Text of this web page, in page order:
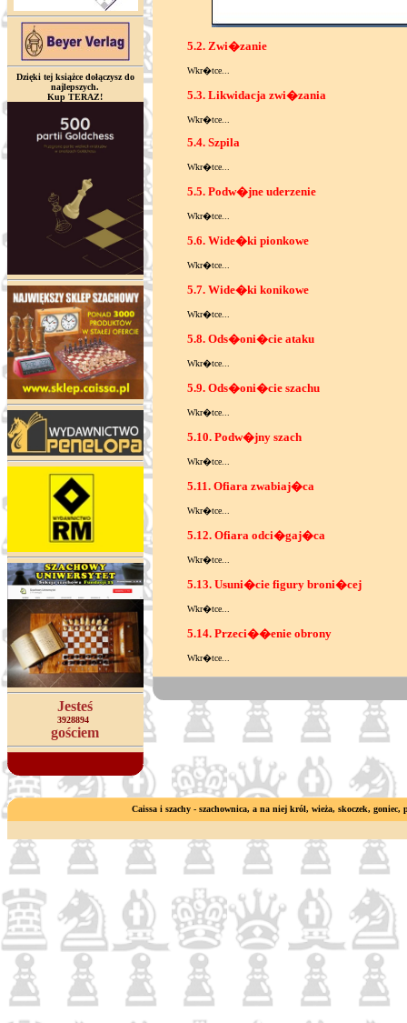
Dzięki tej książce dołączysz do
najlepszych.
Kup TERAZ!
Jesteś
3928894
gościem
5.2. Zwi�zanie
Wkr�tce...
5.3. Likwidacja zwi�zania
Wkr�tce...
5.4. Szpila
Wkr�tce...
5.5. Podw�jne uderzenie
Wkr�tce...
5.6. Wide�ki pionkowe
Wkr�tce...
5.7. Wide�ki konikowe
Wkr�tce...
5.8. Ods�oni�cie ataku
Wkr�tce...
5.9. Ods�oni�cie szachu
Wkr�tce...
5.10. Podw�jny szach
Wkr�tce...
5.11. Ofiara zwabiaj�ca
Wkr�tce...
5.12. Ofiara odci�gaj�ca
Wkr�tce...
5.13. Usuni�cie figury broni�cej
Wkr�tce...
5.14. Przeci��enie obrony
Wkr�tce...
Caissa i szachy - szachownica, a na niej król, wieża, skoczek,